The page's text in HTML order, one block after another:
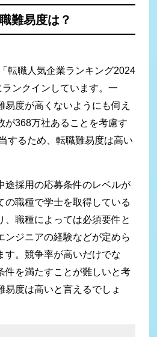
難易度は？
転職人気企業ランキング2024
ンクインしています。一
易度が高くないようにも伺え
が368万社あることを考慮す
するため、転職難易度は高い
途採用の応募条件のレベルが
の職種で学士を取得している
、職種によっては必須要件と
ンジニアの経験などが定めら
す。競争率が高いだけでな
件を満たすことが難しいと考
易度は高いと言えるでしょ